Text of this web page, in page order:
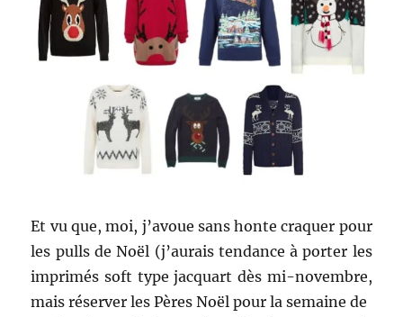
Et vu que, moi, j’avoue sans honte craquer pour
les pulls de Noël (j’aurais tendance à porter les
imprimés soft type jacquart dès mi-novembre,
mais réserver les Pères Noël pour la semaine de